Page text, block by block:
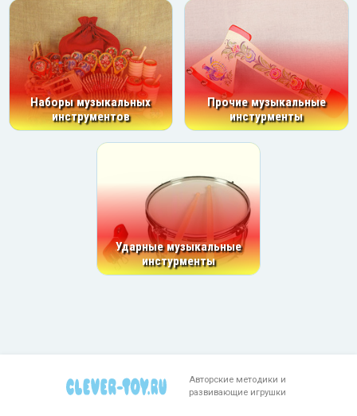
Наборы музыкальных
инструментов
Прочие музыкальные
инстурменты
Ударные музыкальные
инстурменты
Авторские методики и
развивающие игрушки